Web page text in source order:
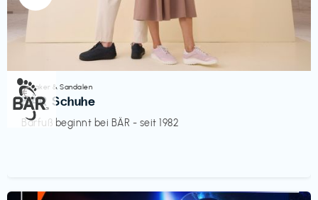
Sneaker & Sandalen
BÄR Schuhe
Barfuß beginnt bei BÄR - seit 1982
€‎